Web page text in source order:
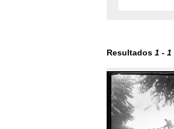
Resultados 1 - 1